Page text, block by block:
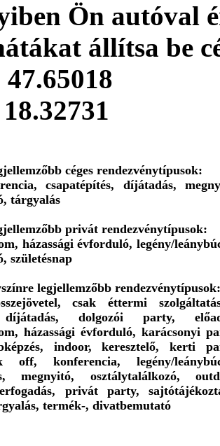
Ön autóval
állítsa be
47.65018
18.32731
céges rendezvénytípusok:
csapatépítés, díjátadás,
tárgyalás
privát rendezvénytípusok:
házassági évforduló, legény/
születésnap
legjellemzőbb rendezvénytípusok:
csak éttermi
díjátadás, dolgozói party,
házassági évforduló, karácsonyi
indoor, keresztelő, kerti
konferencia, legény/
megnyitó, osztálytalálkozó,
privát party,
termék-, divatbemutató